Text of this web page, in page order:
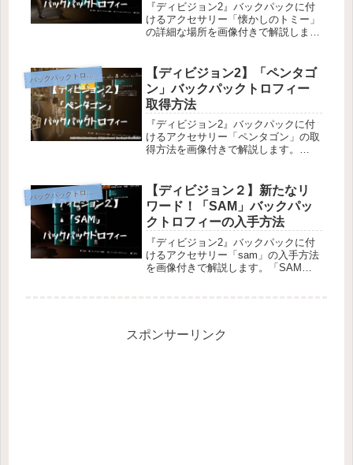
『ディビジョン2』バックパックに付
けるアクセサリー「懐かしのトミー」
の詳細な場所を画像付きで解説しま
ー」は、エクスペディション「ケンリ
ー学生会館」の途中で拾うことができ
ます。...
バ
ックパックトロフィー
【ディビジョン2】「ペンタゴ
ン」バックパックトロフィー
取得方法
『ディビジョン2』バックパックに付
けるアクセサリー「ペンタゴン」の取
得方法を画像付きで解説します。
ン」は、TU6より追加されたミッショ
ン２つを完了すると自動的に貰えま
す。...
バ
ックパックトロフィー
【ディビジョン２】新たなリ
ワード！「SAM」バックパッ
クトロフィーの入手方法
『ディビジョン2』バックパックに付
けるアクセサリー「sam」の入手方法
を画像付きで解説します。「SAM」
スポンサーリンク